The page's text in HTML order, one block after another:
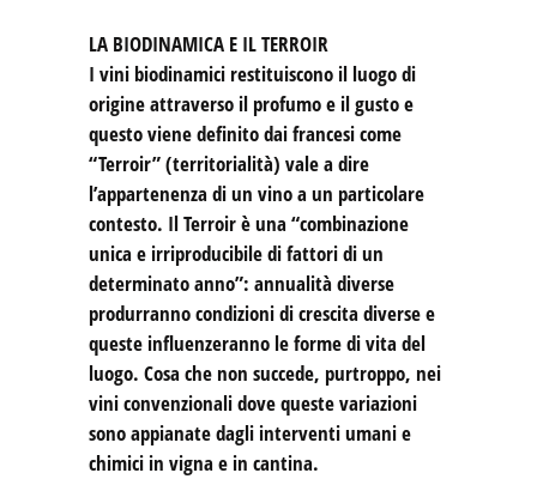
LA BIODINAMICA E IL TERROIR
I vini biodinamici restituiscono il luogo di
origine attraverso il profumo e il gusto e
questo viene definito dai francesi come
“Terroir” (territorialità) vale a dire
l’appartenenza di un vino a un particolare
contesto. Il Terroir è una “combinazione
unica e irriproducibile di fattori di un
determinato anno”: annualità diverse
produrranno condizioni di crescita diverse e
queste influenzeranno le forme di vita del
luogo. Cosa che non succede, purtroppo, nei
vini convenzionali dove queste variazioni
sono appianate dagli interventi umani e
chimici in vigna e in cantina.